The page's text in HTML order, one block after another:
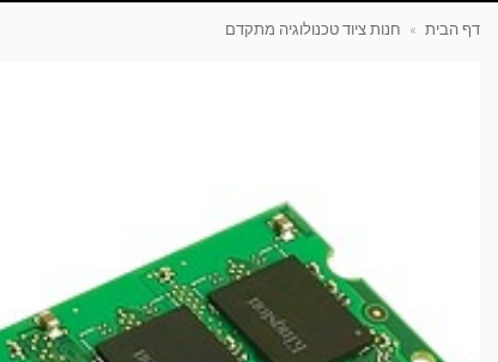
דף הבית » חנות ציוד טכנולוגיה מתקדם